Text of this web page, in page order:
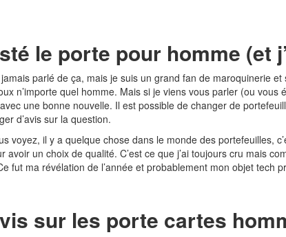
le porte pour homme (et
parlé de ça, mais je suis un grand fan de maroquinerie
n’importe quel homme. Mais si je viens vous parler (ou
une bonne nouvelle. Il est possible de changer de
d’avis sur la question.
voyez, il y a quelque chose dans le monde des portefeuilles,
avoir un choix de qualité. C’est ce que j’ai toujours cru mais
fut ma révélation de l’année et probablement mon objet tech
sur les porte cartes